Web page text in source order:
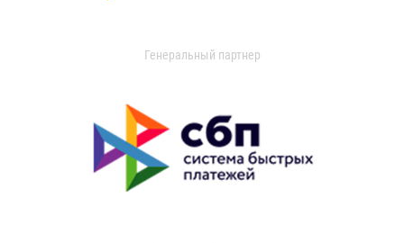
Генеральный партнер